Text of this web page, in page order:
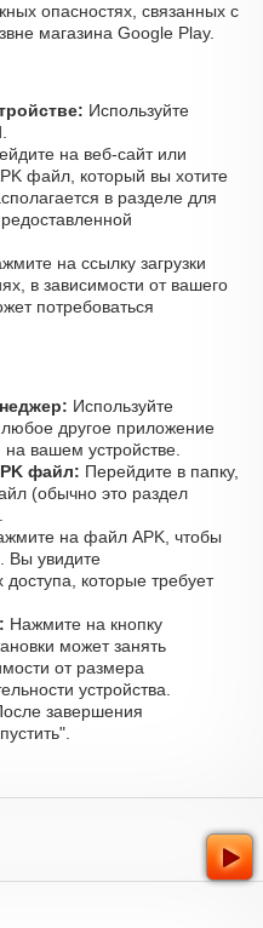
опасностях, связанных с
магазина Google Play.
Используйте
на веб-сайт или
файл, который вы хотите
в разделе для
на ссылку загрузки
в зависимости от вашего
потребоваться
Используйте
другое приложение
вашем устройстве.
файл: Перейдите в папку,
(обычно это раздел
на файл APK, чтобы
Вы увидите
которые требует
Нажмите на кнопку
может занять
от размера
устройства.
завершения